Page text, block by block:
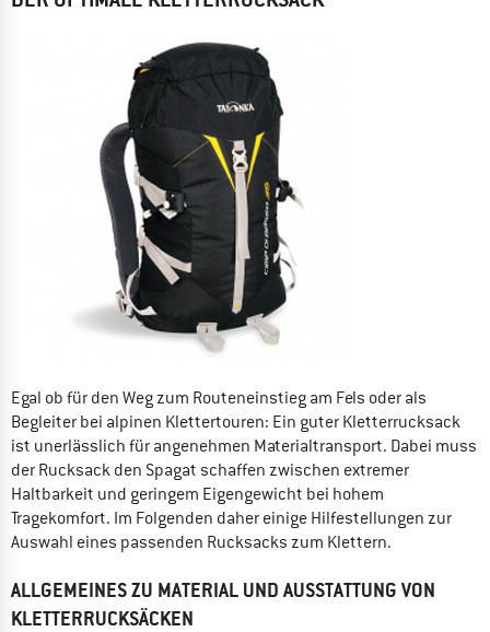
Egal ob für den Weg zum Routeneinstieg am Fels oder als
Begleiter bei alpinen Klettertouren: Ein guter Kletterrucksack
ist unerlässlich für angenehmen Materialtransport. Dabei muss
der Rucksack den Spagat schaffen zwischen extremer
Haltbarkeit und geringem Eigengewicht bei hohem
Tragekomfort. Im Folgenden daher einige Hilfestellungen zur
Auswahl eines passenden Rucksacks zum Klettern.
ALLGEMEINES ZU MATERIAL UND AUSSTATTUNG VON
KLETTERRUCKSÄCKEN